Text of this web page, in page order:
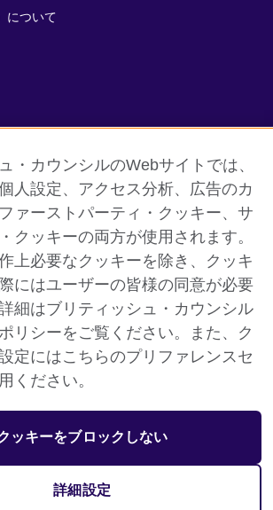
について
ウンシルは英国の公的な国際文化交流機関で
非営利組織）として登録されています。公益
イングランド、ウェールズ）、SC037733
・カウンシルのWebサイトでは、
人設定、アクセス分析、広告のカ
ァーストパーティ・クッキー、サ
クッキーの両方が使用されます。
上必要なクッキーを除き、クッキ
にはユーザーの皆様の同意が必要
細はブリティッシュ・カウンシル
リシーをご覧ください。また、ク
定にはこちらのプリファレンスセ
ください。
ッキーをブロックしない
詳細設定